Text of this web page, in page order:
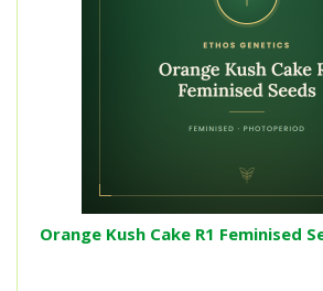
Orange Kush Cake R1 Feminised